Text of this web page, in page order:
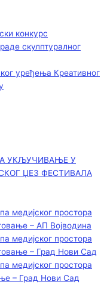
конкурс
скулптуралног
уређења Креативног
УКЉУЧИВАЊЕ У
ЏЕЗ ФЕСТИВАЛА
медијског простора
– АП Војводинa
медијског простора
– Град Нови Сад
медијског простора
– Град Нови Сад